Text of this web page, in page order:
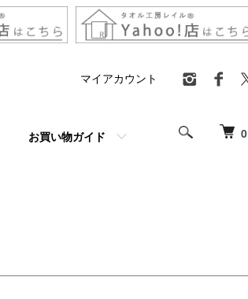
0
お買い物ガイド
マイアカウント